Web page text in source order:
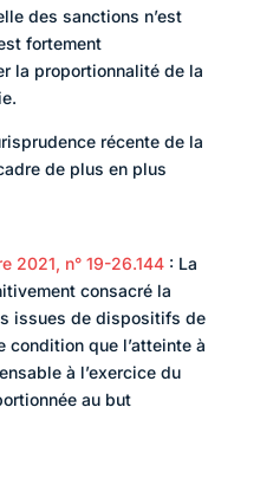
des sanctions n’est
fortement
la proportionnalité de la
récente de la
de plus en plus
2021, n° 19-26.144: La
consacré la
issues de dispositifs de
condition que l’atteinte à
à l’exercice du
au but